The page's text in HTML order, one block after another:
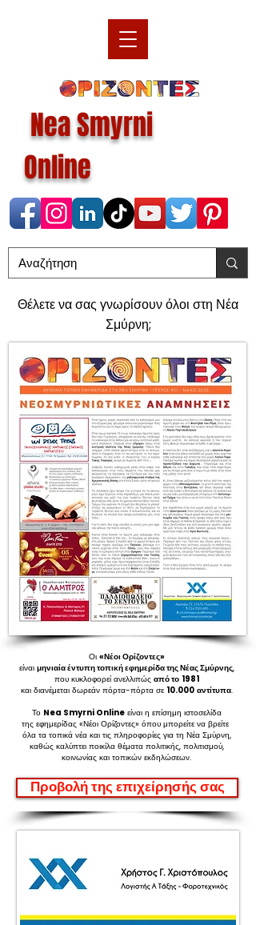
Nea Smyrni
Online
Θέλετε να σας γνωρίσουν όλοι στη Νέα
Σμύρνη;
Οι «Νέοι Ορίζοντες»
είναι μηνιαία έντυπη τοπική εφημερίδα της Νέας Σμύρνης,
που κυκλοφορεί ανελλιπώς από το 1981
και διανέμεται δωρεάν πόρτα-πόρτα σε 10.000 αντίτυπα.
Το Nea Smyrni Onlineείναι η επίσημη ιστοσελίδα
της εφημερίδας «Νέοι Ορίζοντες» όπου μπορείτε να βρείτε
όλα τα τοπικά νέα και τις πληροφορίες για τη Νέα Σμύρνη,
καθώς καλύπτει ποικίλα θέματα πολιτικής, πολιτισμού,
κοινωνίας και τοπικών εκδηλώσεων.
Προβολή της επιχείρησής σας